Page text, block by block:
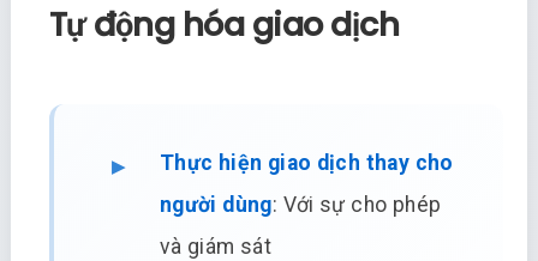
Tự động hóa giao dịch
Thực hiện giao dịch thay cho
người dùng: Với sự cho phép
và giám sát